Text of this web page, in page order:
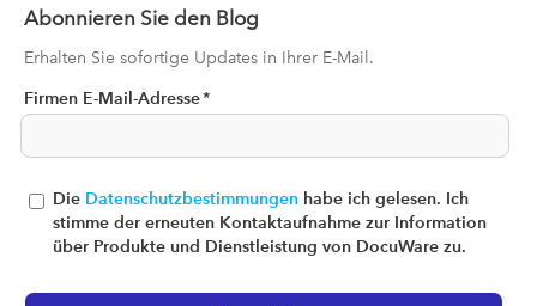
Abonnieren Sie den Blog
Erhalten Sie sofortige Updates in Ihrer E-Mail.
Firmen E-Mail-Adresse*
Die Datenschutzbestimmungen habe ich gelesen. Ich
stimme der erneuten Kontaktaufnahme zur Information
über Produkte und Dienstleistung von DocuWare zu.